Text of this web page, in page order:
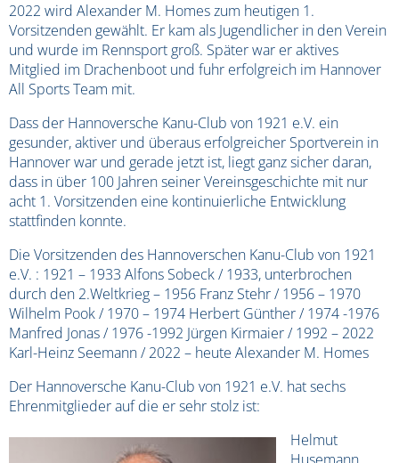
2022 wird Alexander M. Homes zum heutigen 1.
Vorsitzenden gewählt. Er kam als Jugendlicher in den Verein
und wurde im Rennsport groß. Später war er aktives
Mitglied im Drachenboot und fuhr erfolgreich im Hannover
All Sports Team mit.
Dass der Hannoversche Kanu-Club von 1921 e.V. ein
gesunder, aktiver und überaus erfolgreicher Sportverein in
Hannover war und gerade jetzt ist, liegt ganz sicher daran,
dass in über 100 Jahren seiner Vereinsgeschichte mit nur
acht 1. Vorsitzenden eine kontinuierliche Entwicklung
stattfinden konnte.
Die Vorsitzenden des Hannoverschen Kanu-Club von 1921
e.V. : 1921 – 1933 Alfons Sobeck / 1933, unterbrochen
durch den 2.Weltkrieg – 1956 Franz Stehr / 1956 – 1970
Wilhelm Pook / 1970 – 1974 Herbert Günther / 1974 -1976
Manfred Jonas / 1976 -1992 Jürgen Kirmaier / 1992 – 2022
Karl-Heinz Seemann / 2022 – heute Alexander M. Homes
Der Hannoversche Kanu-Club von 1921 e.V. hat sechs
Ehrenmitglieder auf die er sehr stolz ist:
Helmut